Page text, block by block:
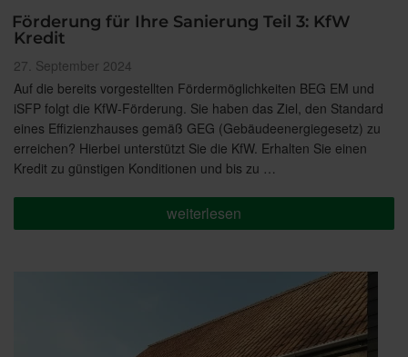
Förderung für Ihre Sanierung Teil 3: KfW
Kredit
Veröffentlicht
am
27. September 2024
Auf die bereits vorgestellten Fördermöglichkeiten BEG EM und
iSFP folgt die KfW-Förderung. Sie haben das Ziel, den Standard
eines Effizienzhauses gemäß GEG (Gebäudeenergiegesetz) zu
erreichen? Hierbei unterstützt Sie die KfW. Erhalten Sie einen
Kredit zu günstigen Konditionen und bis zu …
„Förderung
für
weiterlesen